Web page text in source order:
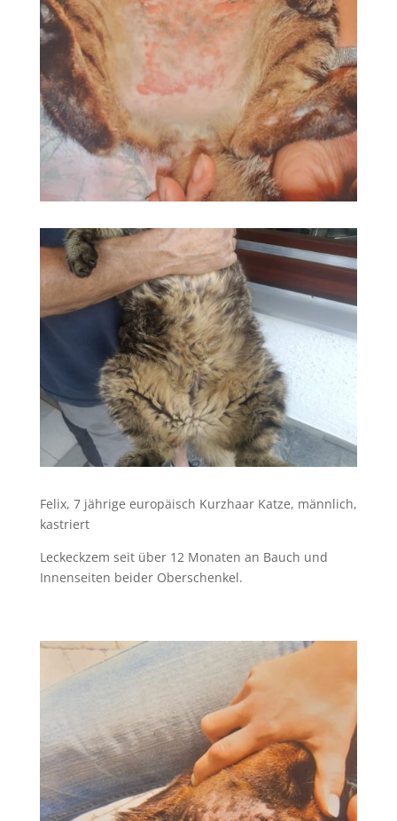
Felix, 7 jährige europäisch Kurzhaar Katze, männlich,
kastriert
Leckeckzem seit über 12 Monaten an Bauch und
Innenseiten beider Oberschenkel.